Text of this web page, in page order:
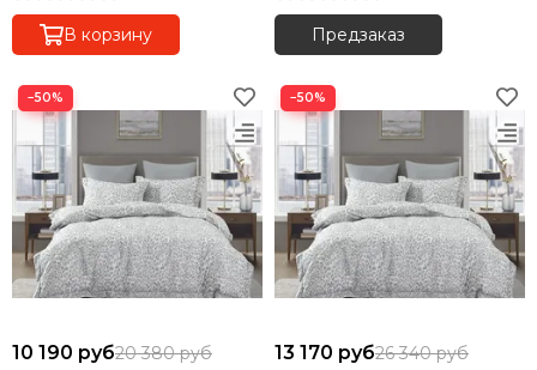
В корзину Предзаказ
−50%
10 190 руб20 380 руб
−50%
13 170 руб26 340 руб